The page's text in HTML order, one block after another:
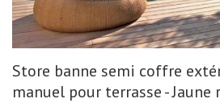
Store banne semi coffre
manuel pour terrasse - Jaune
to
beginning